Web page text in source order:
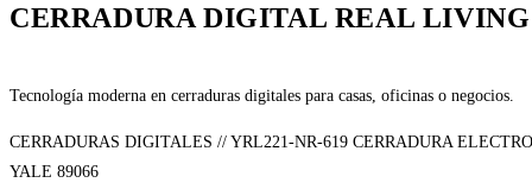
CERRADURA DIGITAL REAL
Tecnología moderna en cerraduras digitales para casas, oficinas o negocios.
CERRADURAS DIGITALES // YRL221-NR-619 CERRADURA
YALE 89066